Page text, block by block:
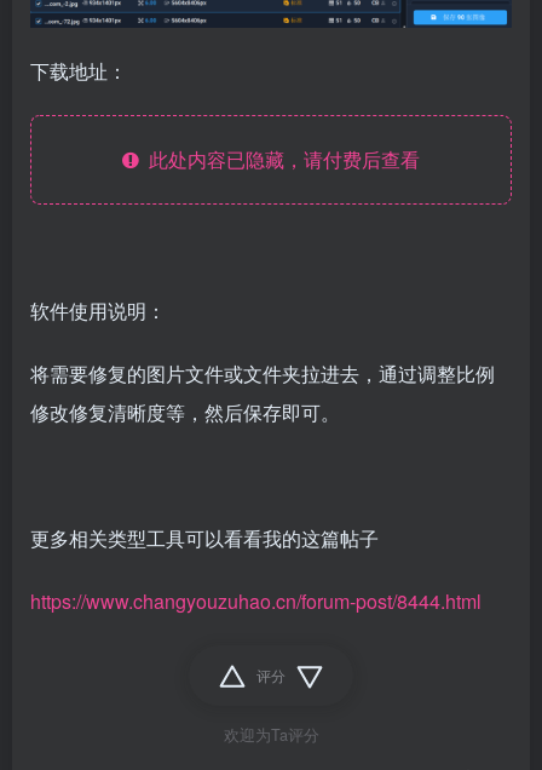
下载地址：
此处内容已隐藏，请付费后查看
软件使用说明：
将需要修复的图片文件或文件夹拉进去，通过调整比例
修改修复清晰度等，然后保存即可。
更多相关类型工具可以看看我的这篇帖子
https://www.changyouzuhao.cn/forum-post/8444.html
评分
欢迎为Ta评分